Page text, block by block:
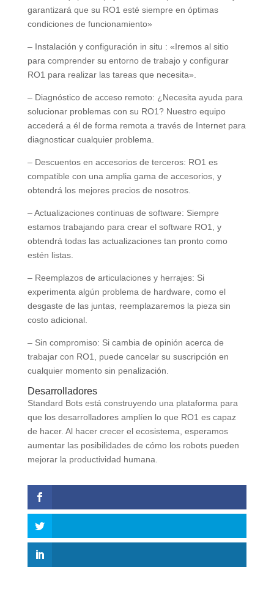
garantizará que su RO1 esté siempre en óptimas
condiciones de funcionamiento»
– Instalación y configuración in situ : «Iremos al sitio
para comprender su entorno de trabajo y configurar
RO1 para realizar las tareas que necesita».
– Diagnóstico de acceso remoto: ¿Necesita ayuda para
solucionar problemas con su RO1? Nuestro equipo
accederá a él de forma remota a través de Internet para
diagnosticar cualquier problema.
– Descuentos en accesorios de terceros: RO1 es
compatible con una amplia gama de accesorios, y
obtendrá los mejores precios de nosotros.
– Actualizaciones continuas de software: Siempre
estamos trabajando para crear el software RO1, y
obtendrá todas las actualizaciones tan pronto como
estén listas.
– Reemplazos de articulaciones y herrajes: Si
experimenta algún problema de hardware, como el
desgaste de las juntas, reemplazaremos la pieza sin
costo adicional.
– Sin compromiso: Si cambia de opinión acerca de
trabajar con RO1, puede cancelar su suscripción en
cualquier momento sin penalización.
Desarrolladores
Standard Bots está construyendo una plataforma para
que los desarrolladores amplíen lo que RO1 es capaz
de hacer. Al hacer crecer el ecosistema, esperamos
aumentar las posibilidades de cómo los robots pueden
mejorar la productividad humana.